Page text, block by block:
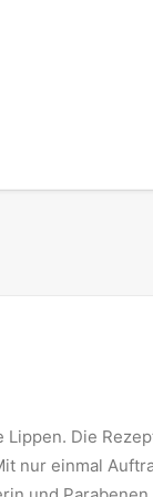
Lippen. Die
nur einmal